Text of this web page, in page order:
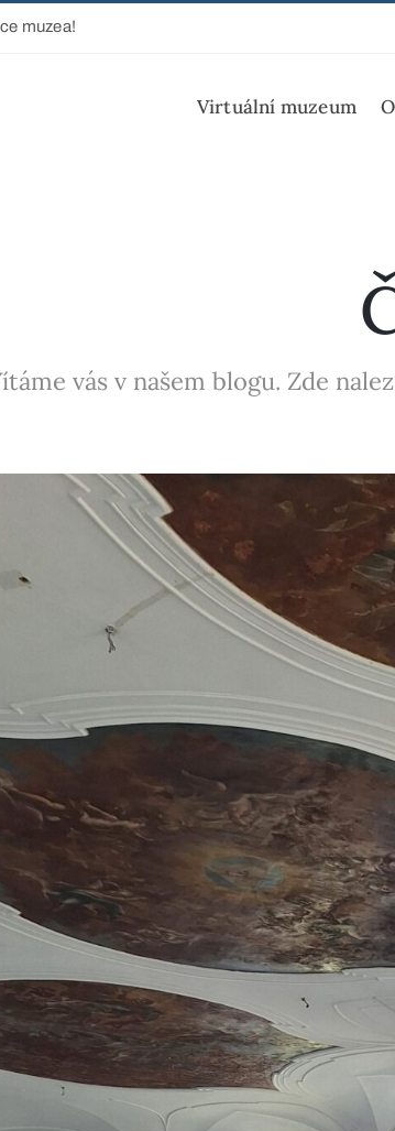
muzea!
Virtuální muzeum
vás v našem blogu. Zde